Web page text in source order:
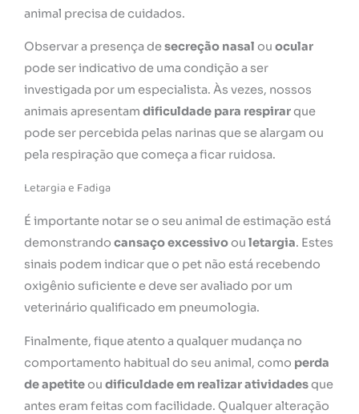
animal precisa de cuidados.
Observar a presença desecreção nasal ou ocular
pode ser indicativo de uma condição a ser
investigada por um especialista. Às vezes, nossos
animais apresentam dificuldade para respirarque
pode ser percebida pelas narinas que se alargam ou
pela respiração que começa a ficar ruidosa.
Letargia e Fadiga
É importante notar se o seu animal de estimação está
demonstrando cansaço excessivoou letargia. Estes
sinais podem indicar que o pet não está recebendo
oxigênio suficiente e deve ser avaliado por um
veterinário qualificado em pneumologia.
Finalmente, fique atento a qualquer mudança no
comportamento habitual do seu animal, como perda
de apetiteou dificuldade em realizar atividadesque
antes eram feitas com facilidade. Qualquer alteração